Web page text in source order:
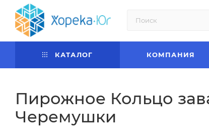
КАТАЛОГ КОМПАНИЯ
Пирожное Кольцо
Черемушки